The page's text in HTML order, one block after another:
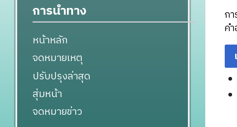
ก
ค
2
การนำทาง
หน้าหลัก
จดหมายเหตุ
ปรับปรุงล่าสุด
สุ่มหน้า
จดหมายข่าว